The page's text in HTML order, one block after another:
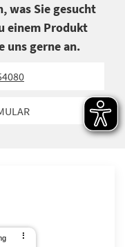
was Sie gesucht
einem Produkt
uns gerne an.